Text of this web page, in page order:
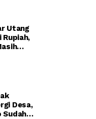
Utang
Desa,
Sudah